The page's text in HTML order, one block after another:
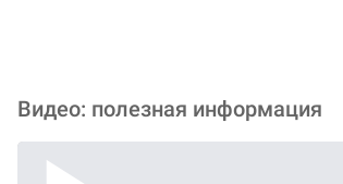
Видео: полезная информация